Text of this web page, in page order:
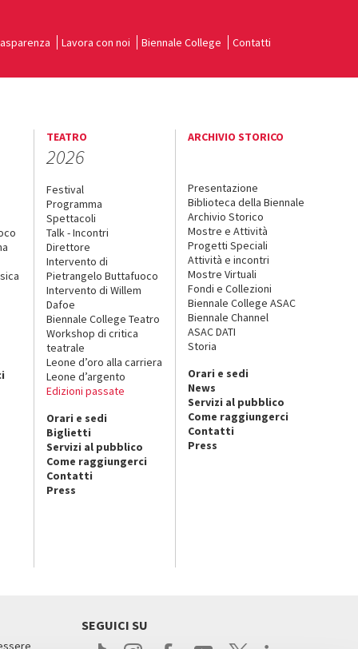
Lavora con noi Biennale College Contatti
TEATRO
2026
Festival
Programma
Spettacoli
Talk - Incontri
Direttore
Intervento di
Pietrangelo Buttafuoco
Intervento di Willem
Dafoe
Biennale College Teatro
Workshop di critica
teatrale
Leone d’oro alla carriera
Leone d’argento
Edizioni passate
Orari e sedi
Biglietti
Servizi al pubblico
Come raggiungerci
Contatti
Press
ARCHIVIO STORICO
Presentazione
Biblioteca della Biennale
Archivio Storico
Mostre e Attività
Progetti Speciali
Attività e incontri
Mostre Virtuali
Fondi e Collezioni
Biennale College ASAC
Biennale Channel
ASAC DATI
Storia
Orari e sedi
News
Servizi al pubblico
Come raggiungerci
Contatti
Press
SEGUICI SU